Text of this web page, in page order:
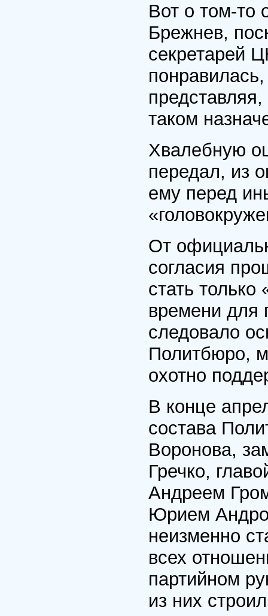
Вот о том-то
Брежнев,
секретарей
таком
Хвалебную
передал, из
ему перед
От
согласия
стать
времени для
следовало
Политбюро,
охотно
В конце
состава
Воронова,
Гречко,
Андреем
Юрием
неизменно
всех
партийном
из них